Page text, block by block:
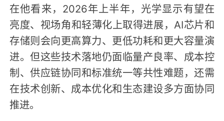
在他看来，2026年上半年，光学显示有望在
亮度、视场角和轻薄化上取得进展，AI芯片和
存储则会向更高算力、更低功耗和更大容量演
进。但这些技术落地仍面临量产良率、成本控
制、供应链协同和标准统一等共性难题，还需
在技术创新、成本优化和生态建设多方面协同
推进。